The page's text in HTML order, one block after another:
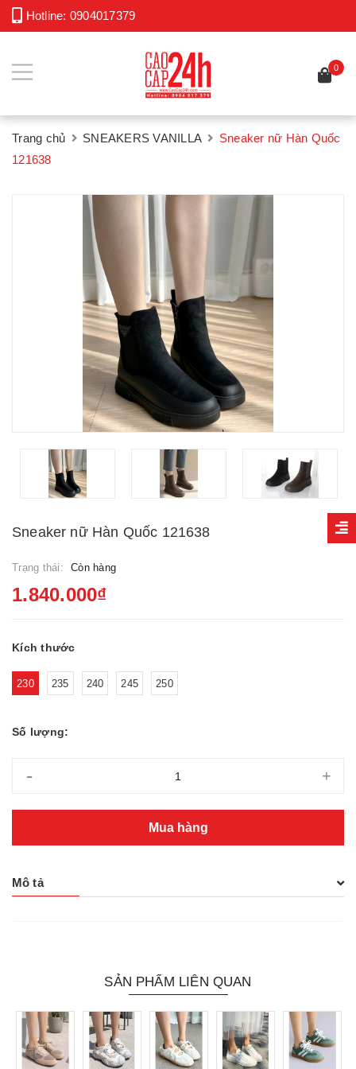
Hotline: 0904017379
0
Trang chủ SNEAKERS VANILLA
Sneaker nữ Hàn Quốc
121638
Sneaker nữ Hàn Quốc 121638
Trạng thái: Còn hàng
1.840.000₫
Kích thước
230 235 240 245 250
Số lượng:
- +
Mua hàng
Mô tả
SẢN PHẨM LIÊN QUAN